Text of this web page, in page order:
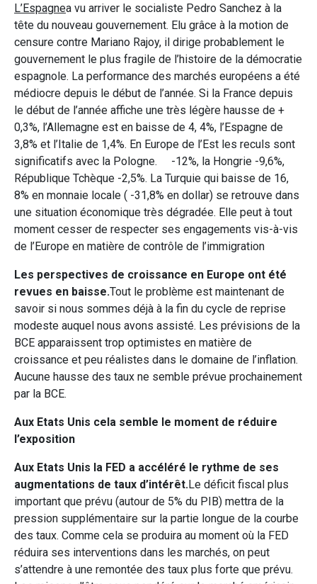
L’Espagnea vu arriver le socialiste Pedro Sanchez à la
tête du nouveau gouvernement. Elu grâce à la motion de
censure contre Mariano Rajoy, il dirige probablement le
gouvernement le plus fragile de l’histoire de la démocratie
espagnole. La performance des marchés européens a été
médiocre depuis le début de l’année. Si la France depuis
le début de l’année affiche une très légère hausse de +
0,3%, l’Allemagne est en baisse de 4, 4%, l’Espagne de
3,8% et l’Italie de 1,4%. En Europe de l’Est les reculs sont
significatifs avec la Pologne. -12%, la Hongrie -9,6%,
République Tchèque -2,5%. La Turquie qui baisse de 16,
8% en monnaie locale ( -31,8% en dollar) se retrouve dans
une situation économique très dégradée. Elle peut à tout
moment cesser de respecter ses engagements vis-à-vis
de l’Europe en matière de contrôle de l’immigration
Les perspectives de croissance en Europe ont été
revues en baisse.Tout le problème est maintenant de
savoir si nous sommes déjà à la fin du cycle de reprise
modeste auquel nous avons assisté. Les prévisions de la
BCE apparaissent trop optimistes en matière de
croissance et peu réalistes dans le domaine de l’inflation.
Aucune hausse des taux ne semble prévue prochainement
par la BCE.
Aux Etats Unis cela semble le moment de réduire
l’exposition
Aux Etats Unis la FED a accéléré le rythme de ses
augmentations de taux d’intérêt.Le déficit fiscal plus
important que prévu (autour de 5% du PIB) mettra de la
pression supplémentaire sur la partie longue de la courbe
des taux. Comme cela se produira au moment où la FED
réduira ses interventions dans les marchés, on peut
s’attendre à une remontée des taux plus forte que prévu.